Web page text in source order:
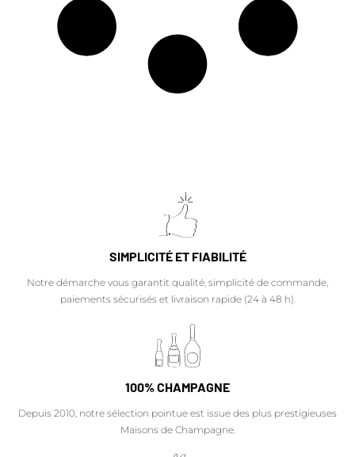
SIMPLICITÉ ET FIABILITÉ
Notre démarche vous garantit qualité, simplicité de commande,
paiements sécurisés et livraison rapide (24 à 48 h).
100% CHAMPAGNE
Depuis 2010, notre sélection pointue est issue des plus prestigieuses
Maisons de Champagne.